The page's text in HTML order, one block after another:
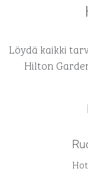
Löydä kaikki
Hilton